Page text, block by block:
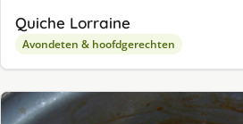
Quiche Lorraine
Avondeten & hoofdgerechten